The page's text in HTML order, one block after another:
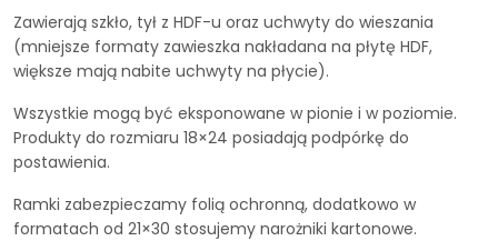
Zawierają szkło, tył z HDF-u oraz uchwyty do wieszania
(mniejsze formaty zawieszka nakładana na płytę HDF,
większe mają nabite uchwyty na płycie).
Wszystkie mogą być eksponowane w pionie i w poziomie.
Produkty do rozmiaru 18×24 posiadają podpórkę do
postawienia.
Ramki zabezpieczamy folią ochronną, dodatkowo w
formatach od 21×30 stosujemy narożniki kartonowe.